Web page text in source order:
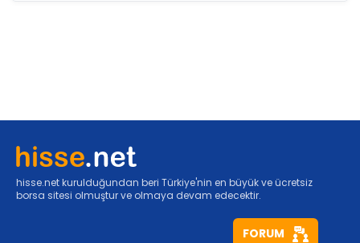
hisse.net kurulduğundan beri Türkiye'nin en büyük ve ücretsiz
borsa sitesi olmuştur ve olmaya devam edecektir.
FORUM